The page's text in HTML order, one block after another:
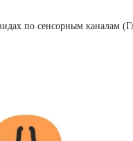
по сенсорным каналам